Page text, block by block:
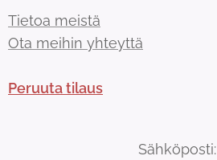
Tietoa meistä
Ota meihin yhteyttä
Peruuta tilaus
Sähköposti: